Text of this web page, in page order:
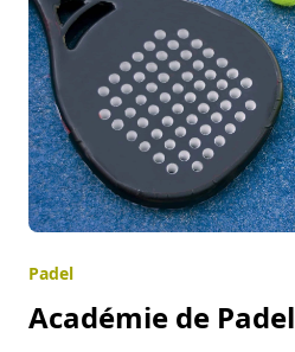
Padel
Académie de Padel